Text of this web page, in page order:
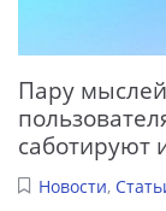
Пару
саботируют
Новости,